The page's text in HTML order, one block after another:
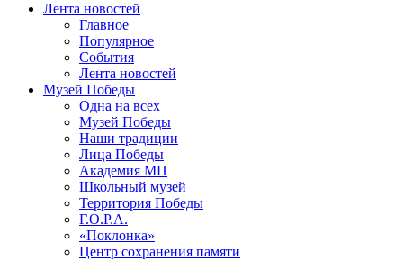
Лента новостей
Главное
Популярное
События
Лента новостей
Музей Победы
Одна на всех
Музей Победы
Наши традиции
Лица Победы
Академия МП
Школьный музей
Территория Победы
Г.О.Р.А.
«Поклонка»
Центр сохранения памяти